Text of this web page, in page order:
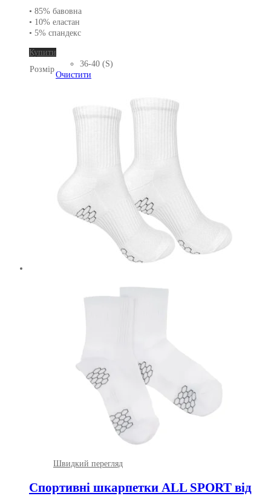
• 85% бавовна
• 10% еластан
• 5% спандекс
Купити
товар
має
Параметри
можна
Розмір
36-40 (S)
Очистити
Швидкий перегляд
Спортивні шкарпетки ALL SPORT від